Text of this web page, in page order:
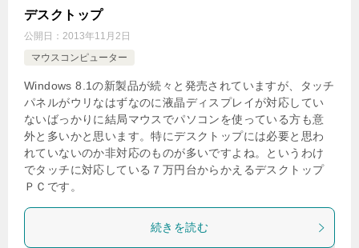
デスクトップ
公開日： 2013年11月2日
マウスコンピューター
Windows 8.1の新製品が続々と発売されていますが、タッチ
パネルがウリなはずなのに液晶ディスプレイが対応してい
ないばっかりに結局マウスでパソコンを使っている方も意
外と多いかと思います。特にデスクトップには必要と思わ
れていないのか非対応のものが多いですよね。というわけ
でタッチに対応している７万円台からかえるデスクトップ
ＰＣです。
続きを読む